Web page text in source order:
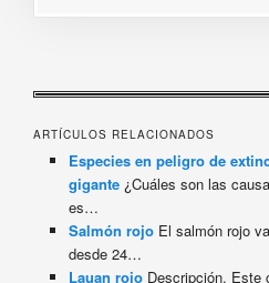
ARTÍCULOS RELACIONADOS
Especies en peligro de
gigante ¿Cuáles son las
es…
Salmón rojo El salmón rojo
desde 24…
Lauan rojo Descripción. Este